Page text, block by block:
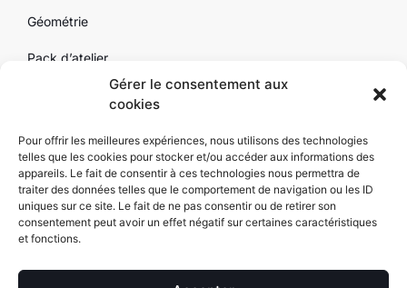
Gérer le consentement aux
cookies
Pour offrir les meilleures expériences, nous utilisons des technologies
telles que les cookies pour stocker et/ou accéder aux informations des
appareils. Le fait de consentir à ces technologies nous permettra de
traiter des données telles que le comportement de navigation ou les ID
uniques sur ce site. Le fait de ne pas consentir ou de retirer son
consentement peut avoir un effet négatif sur certaines caractéristiques
et fonctions.
Géométrie
Pack d’atelier
Contact
réservés Alexyne.com |
Conditions générales de